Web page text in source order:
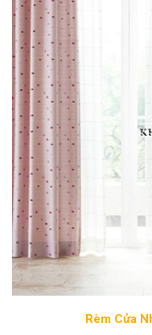
Rèm Cửa